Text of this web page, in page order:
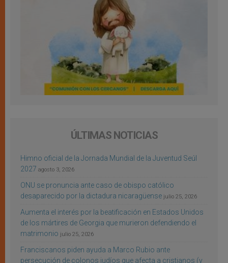
ÚLTIMAS NOTICIAS
Himno oficial de la Jornada Mundial de la Juventud Seúl
2027 agosto 3, 2026
ONU se pronuncia ante caso de obispo católico
desaparecido por la dictadura nicaragüense julio 25, 2026
Aumenta el interés por la beatificación en Estados Unidos
de los mártires de Georgia que murieron defendiendo el
matrimonio julio 25, 2026
Franciscanos piden ayuda a Marco Rubio ante
persecución de colonos judíos que afecta a cristianos (y